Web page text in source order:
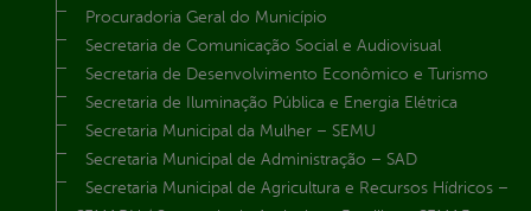
Procuradoria Geral do Município
Secretaria de Comunicação Social e Audiovisual
Secretaria de Desenvolvimento Econômico e Turismo
Secretaria de Iluminação Pública e Energia Elétrica
Secretaria Municipal da Mulher – SEMU
Secretaria Municipal de Administração – SAD
Secretaria Municipal de Agricultura e Recursos Hídricos –